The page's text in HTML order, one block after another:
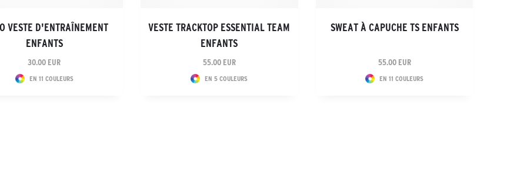
VESTE D'ENTRAÎNEMENT
ENFANTS
30.00 EUR
EN 11 COULEURS
VESTE TRACKTOP ESSENTIAL TEAM
ENFANTS
55.00 EUR
EN 5 COULEURS
SWEAT À CAPUCHE TS ENFANTS
55.00 EUR
EN 11 COULEURS